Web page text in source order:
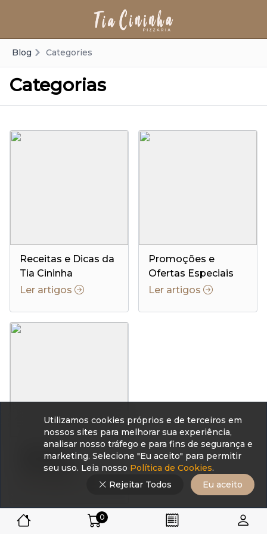
Blog Categories
Categorias
Receitas e Dicas da
Tia Cininha
Ler artigos
Promoções e
Ofertas Especiais
Ler artigos
Notícias e
Resultados
0
Utilizamos cookies próprios e de terceiros em
nossos sites para melhorar sua experiência,
analisar nosso tráfego e para fins de segurança e
marketing. Selecione "Eu aceito" para permitir
seu uso. Leia nosso Política de Cookies.
Rejeitar Todos
Eu aceito